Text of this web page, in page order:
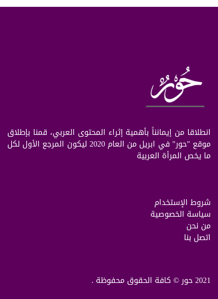
انطلاقا من إيمانناً بأهمية إثراء المحتوى العربي، قمنا بإطلاق
موقع "حور" في ابريل من العام 2020 ليكون المرجع الأول لكل
ما يخص المرأة العربية
شروط الإستخدام
سياسة الخصوصية
من نحن
اتصل بنا
2021 حور © كافة الحقوق محفوظة .